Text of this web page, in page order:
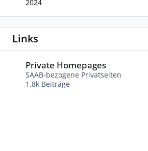
2024
Links
Private Homepages
SAAB-bezogene Privatseiten
1,8k Beiträge